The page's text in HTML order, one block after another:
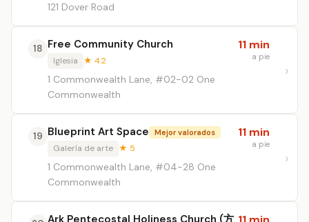
121 Dover Road
18 Free Community Church
Iglesia ★ 4.2
1 Commonwealth Lane, #02-02 One
Commonwealth
11 min
a pie
19 Blueprint Art Space Mejor valorados
Galería de arte ★ 5
1 Commonwealth Lane, #04-28 One
Commonwealth
11 min
a pie
Ark Pentecostal Holiness Church (方